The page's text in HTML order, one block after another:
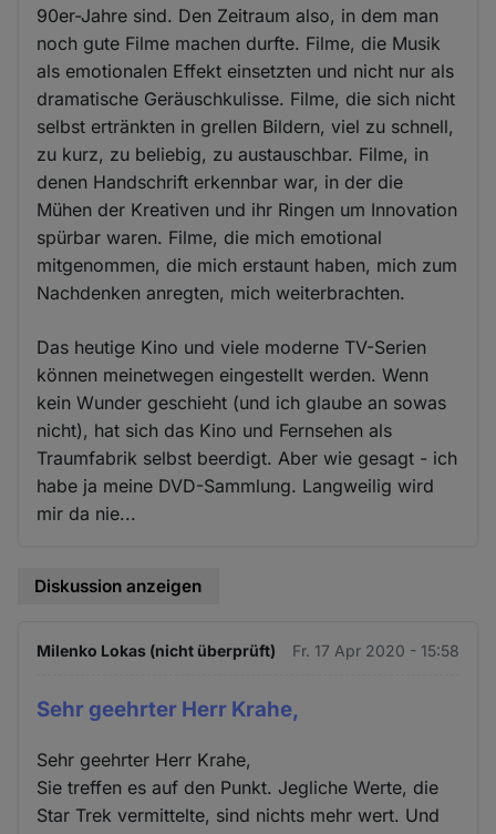
90er-Jahre sind. Den Zeitraum also, in dem man
noch gute Filme machen durfte. Filme, die Musik
als emotionalen Effekt einsetzten und nicht nur als
dramatische Geräuschkulisse. Filme, die sich nicht
selbst ertränkten in grellen Bildern, viel zu schnell,
zu kurz, zu beliebig, zu austauschbar. Filme, in
denen Handschrift erkennbar war, in der die
Mühen der Kreativen und ihr Ringen um Innovation
spürbar waren. Filme, die mich emotional
mitgenommen, die mich erstaunt haben, mich zum
Nachdenken anregten, mich weiterbrachten.
Das heutige Kino und viele moderne TV-Serien
können meinetwegen eingestellt werden. Wenn
kein Wunder geschieht (und ich glaube an sowas
nicht), hat sich das Kino und Fernsehen als
Traumfabrik selbst beerdigt. Aber wie gesagt - ich
habe ja meine DVD-Sammlung. Langweilig wird
mir da nie...
Diskussion anzeigen
Milenko Lokas (nicht überprüft) Fr. 17 Apr 2020 - 15:58
Sehr geehrter Herr Krahe,
Sehr geehrter Herr Krahe,
Sie treffen es auf den Punkt. Jegliche Werte, die
Star Trek vermittelte, sind nichts mehr wert. Und